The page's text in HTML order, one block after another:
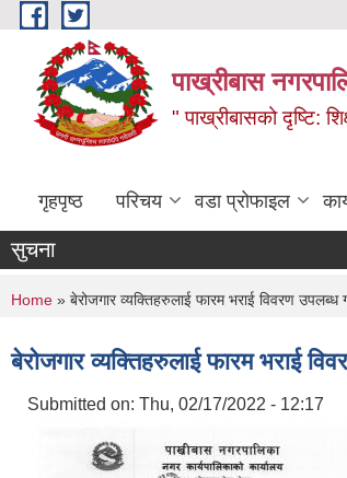
Skip to main content
पाख्रीबास
" पाख्रीबासको दृष्टि:
गृहपृष्ठ परिचय वडा प्रोफाइल
सुचना
You are here
Home » बेरोजगार व्यक्तिहरुलाई फारम भराई विवरण उपलब्ध
बेरोजगार व्यक्तिहरुलाई फारम भराई
Submitted on: Thu, 02/17/2022 - 12:17